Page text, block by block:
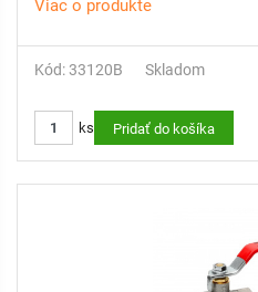
Viac o produkte
Kód: 33120B Skladom
ks Pridať do košíka